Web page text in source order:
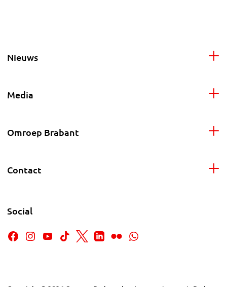
Nieuws
Media
Omroep Brabant
Contact
Social